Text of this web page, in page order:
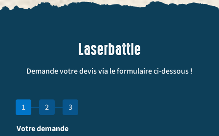
Laserbattle
Demande votre devis via le formulaire ci-dessous !
1 2
3
Votre demande